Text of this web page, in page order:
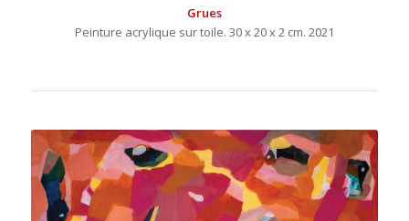
Grues
Peinture acrylique sur toile. 30 x 20 x 2 cm. 2021